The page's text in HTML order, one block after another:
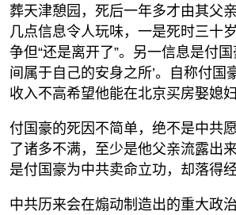
葬天津憩园，死后一年多才由其父
几点信息令人玩味，一是死时三十
争但“还是离开了”。另一信息是付
间属于自己的安身之所’。自称付
收入不高希望他能在北京买房娶媳妇
付国豪的死因不简单，绝不是中共
了诸多不满，至少是他父亲流露出
是付国豪为中共卖命立功，却落得
中共历来会在煽动制造出的重大政